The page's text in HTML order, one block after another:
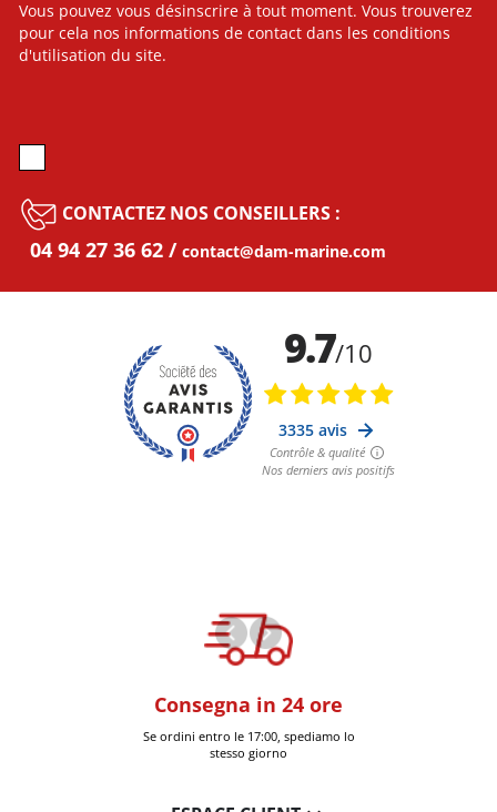
Consegna in 24 ore
Se ordini entro le 17:00, spediamo lo
stesso giorno
Vous pouvez vous désinscrire à tout moment. Vous trouverez
pour cela nos informations de contact dans les conditions
d'utilisation du site.
CONTACTEZ NOS CONSEILLERS :
04 94 27 36 62 contact@dam-marine.com